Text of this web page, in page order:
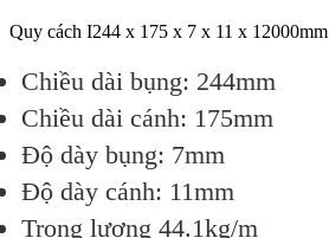
Quy cách I244 x 175 x 7 x 11 x 12000mm
Chiều dài bụng: 244mm
Chiều dài cánh: 175mm
Độ dày bụng: 7mm
Độ dày cánh: 11mm
Trọng lượng 44.1kg/m